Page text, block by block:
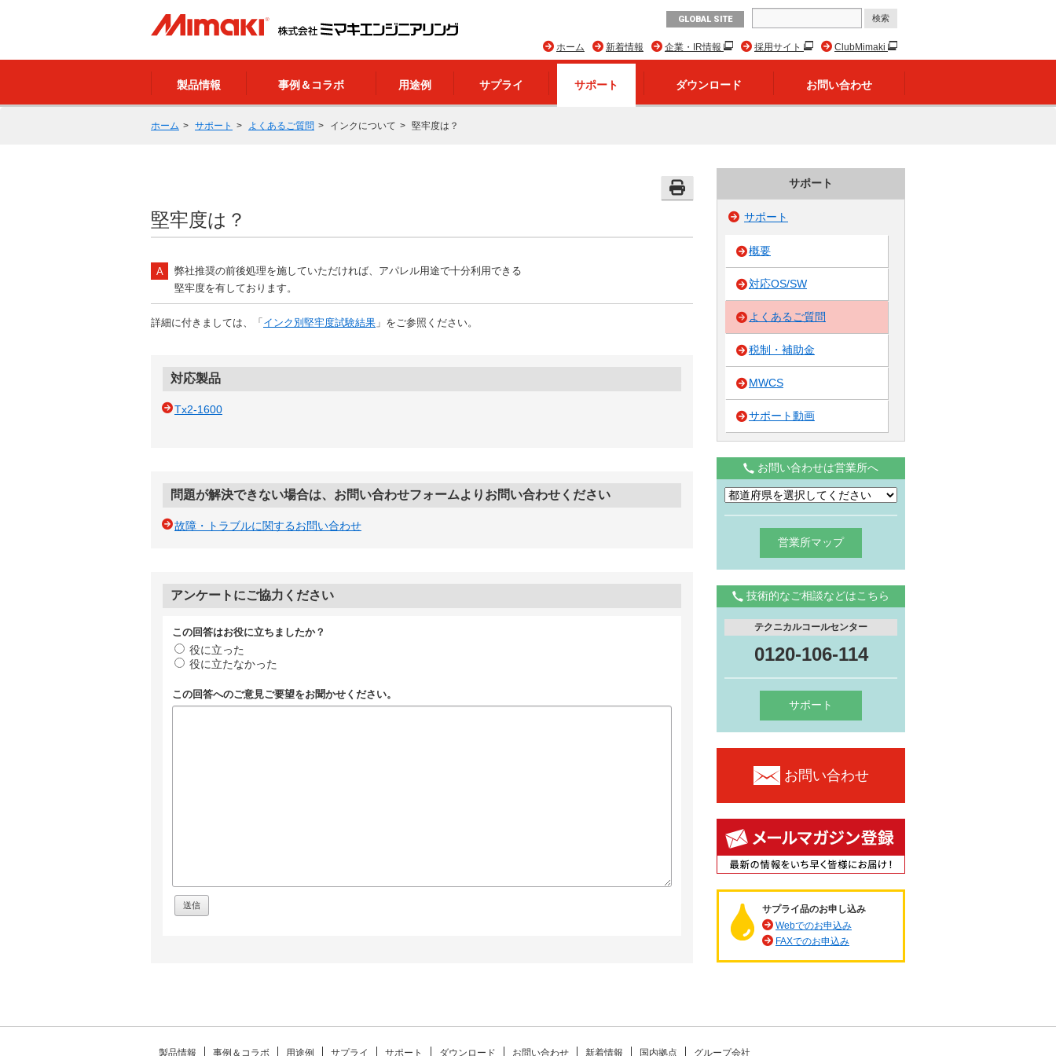
GLOBAL SITE
ClubMimaki
採用サイト
企業・IR情報
新着情報
ホーム
製品情報 事例＆コラボ 用途例 サプライ サポート ダウンロード お問い合わせ
ホーム サポート よくあるご質問 インクについて 堅牢度は？
堅牢度は？
弊社推奨の前後処理を施していただければ、アパレル用途で十分利用できる
堅牢度を有しております。
詳細に付きましては、「 インク別堅牢度試験結果 」をご参照ください。
対応製品
Tx2-1600
問題が解決できない場合は、お問い合わせフォームよりお問い合わせください
故障・トラブルに関するお問い合わせ
アンケートにご協力ください
この回答はお役に立ちましたか？
役に立った
役に立たなかった
この回答へのご意見ご要望をお聞かせください。
サポート
サポート
概要
対応OS/SW
よくあるご質問
税制・補助金
MWCS
サポート動画
お問い合わせは営業所へ
営業所マップ
技術的なご相談などはこちら
テクニカルコールセンター
0120-106-114
サポート
お問い合わせ
サプライ品のお申し込み
Webでのお申込み
FAXでのお申込み
製品情報 事例＆コラボ 用途例 サプライ サポート ダウンロード お問い合わせ 新着情報 国内拠点 グループ会社